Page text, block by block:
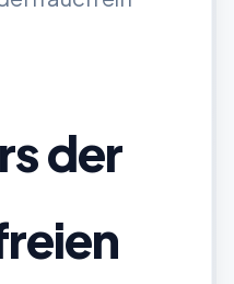
der